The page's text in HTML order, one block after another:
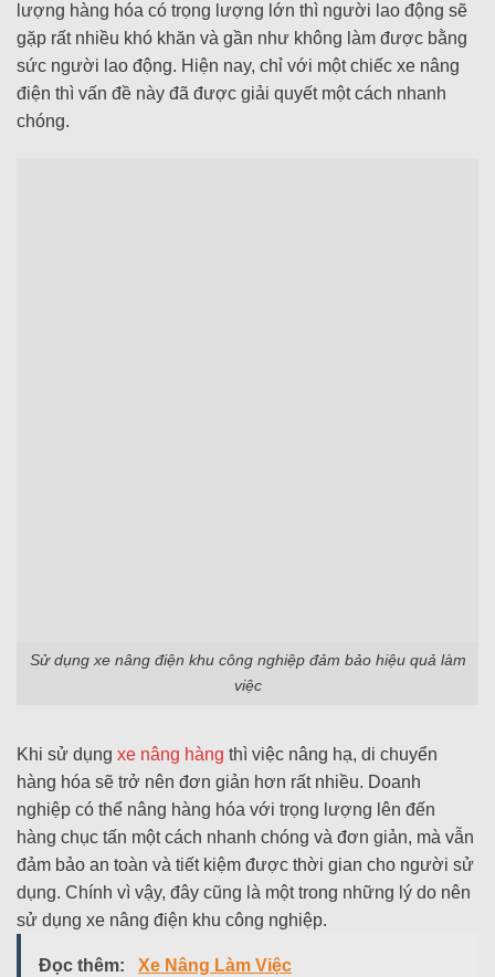
lượng hàng hóa có trọng lượng lớn thì người lao động sẽ
gặp rất nhiều khó khăn và gần như không làm được bằng
sức người lao động. Hiện nay, chỉ với một chiếc xe nâng
điện thì vấn đề này đã được giải quyết một cách nhanh
chóng.
Sử dụng xe nâng điện khu công nghiệp đảm bảo hiệu quả làm
việc
Khi sử dụng xe nâng hàng thì việc nâng hạ, di chuyển
hàng hóa sẽ trở nên đơn giản hơn rất nhiều. Doanh
nghiệp có thể nâng hàng hóa với trọng lượng lên đến
hàng chục tấn một cách nhanh chóng và đơn giản, mà vẫn
đảm bảo an toàn và tiết kiệm được thời gian cho người sử
dụng. Chính vì vậy, đây cũng là một trong những lý do nên
sử dụng xe nâng điện khu công nghiệp.
Đọc thêm: Xe Nâng Làm Việc